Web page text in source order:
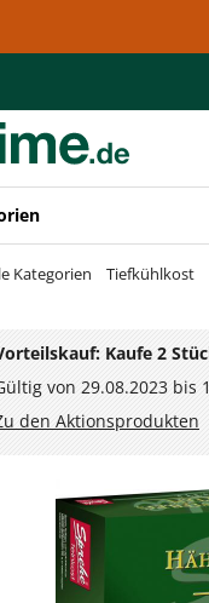
Kategorien Tiefkühlkost
Kaufe 2
von 29.08.2023 bis
den Aktionsprodukten